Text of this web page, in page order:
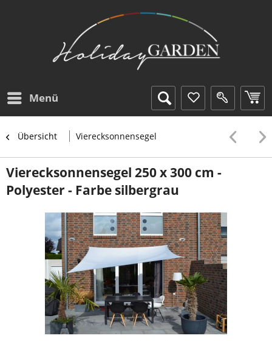
Menü
Übersicht Vierecksonnensegel
Vierecksonnensegel 250 x 300 cm -
Polyester - Farbe silbergrau